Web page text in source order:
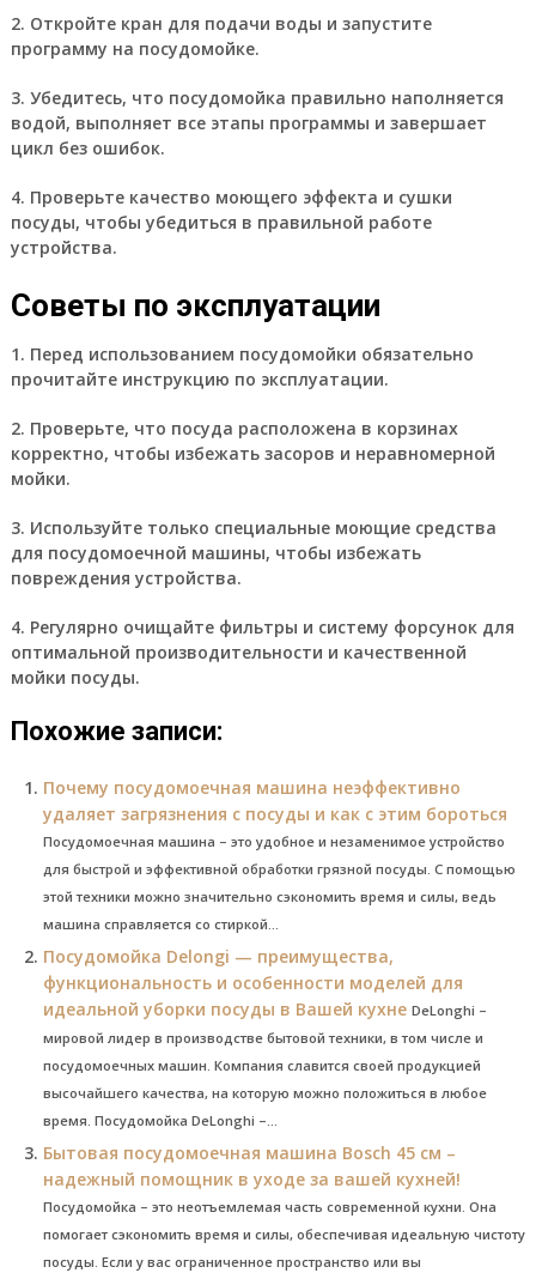
2. Откройте кран для подачи воды и запустите
программу на посудомойке.
3. Убедитесь, что посудомойка правильно наполняется
водой, выполняет все этапы программы и завершает
цикл без ошибок.
4. Проверьте качество моющего эффекта и сушки
посуды, чтобы убедиться в правильной работе
устройства.
Советы по эксплуатации
1. Перед использованием посудомойки обязательно
прочитайте инструкцию по эксплуатации.
2. Проверьте, что посуда расположена в корзинах
корректно, чтобы избежать засоров и неравномерной
мойки.
3. Используйте только специальные моющие средства
для посудомоечной машины, чтобы избежать
повреждения устройства.
4. Регулярно очищайте фильтры и систему форсунок для
оптимальной производительности и качественной
мойки посуды.
Похожие записи:
Почему посудомоечная машина неэффективно
удаляет загрязнения с посуды и как с этим бороться
Посудомоечная машина – это удобное и незаменимое устройство
для быстрой и эффективной обработки грязной посуды. С помощью
этой техники можно значительно сэкономить время и силы, ведь
машина справляется со стиркой...
Посудомойка Delongi — преимущества,
функциональность и особенности моделей для
идеальной уборки посуды в Вашей кухне DeLonghi –
мировой лидер в производстве бытовой техники, в том числе и
посудомоечных машин. Компания славится своей продукцией
высочайшего качества, на которую можно положиться в любое
время. Посудомойка DeLonghi –...
Бытовая посудомоечная машина Bosch 45 см –
надежный помощник в уходе за вашей кухней!
Посудомойка – это неотъемлемая часть современной кухни. Она
помогает сэкономить время и силы, обеспечивая идеальную чистоту
посуды. Если у вас ограниченное пространство или вы